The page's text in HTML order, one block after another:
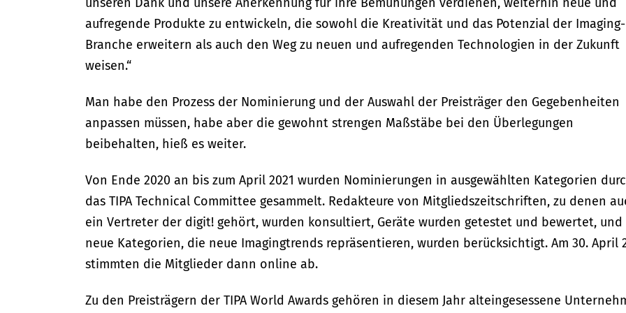
aufregende Produkte zu entwickeln, die sowohl die Kreativität und das Potenzial der Imaging-
Branche erweitern als auch den Weg zu neuen und aufregenden Technologien in der Zukunft
weisen.“
Man habe den Prozess der Nominierung und der Auswahl der Preisträger den Gegebenheiten
anpassen müssen, habe aber die gewohnt strengen Maßstäbe bei den Überlegungen
beibehalten, hieß es weiter.
Von Ende 2020 an bis zum April 2021 wurden Nominierungen in ausgewählten Kategorien
das TIPA Technical Committee gesammelt. Redakteure von Mitgliedszeitschriften, zu denen
ein Vertreter der digit! gehört, wurden konsultiert, Geräte wurden getestet und bewertet, und
neue Kategorien, die neue Imagingtrends repräsentieren, wurden berücksichtigt. Am 30. April
stimmten die Mitglieder dann online ab.
Zu den Preisträgern der TIPA World Awards gehören in diesem Jahr alteingesessene